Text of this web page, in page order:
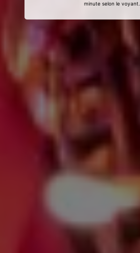
minute selon le voyant.